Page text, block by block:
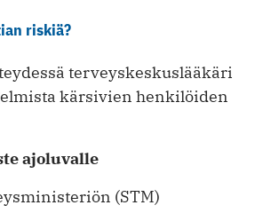
riskiä?
terveyskeskuslääkäri
kärsivien henkilöiden
ajoluvalle
(STM)